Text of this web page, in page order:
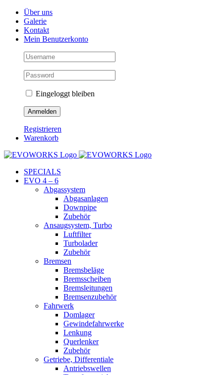
Skip
content
Facebook
Instagram
YouTubeÜber uns
Galerie
Kontakt
Mein Benutzerkonto
Eingeloggt bleiben
Registrieren
Warenkorb
SPECIALS
EVO 4 – 6
Abgassystem
Abgasanlagen
Downpipe
Zubehör
Ansaugsystem, Turbo
Luftfilter
Turbolader
Zubehör
Bremsen
Bremsbeläge
Bremsscheiben
Bremsleitungen
Bremsenzubehör
Fahrwerk
Domlager
Gewindefahrwerke
Lenkung
Querlenker
Zubehör
Getriebe, Differentiale
Antriebswellen